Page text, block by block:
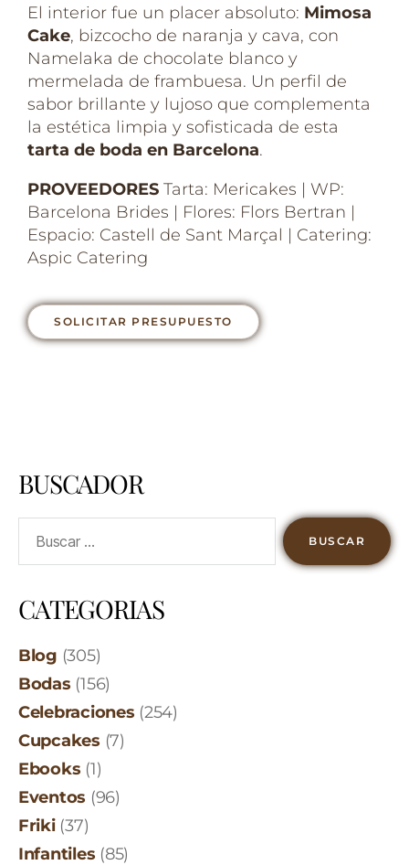
El interior fue un placer absoluto: Mimosa
Cake, bizcocho de naranja y cava, con
Namelaka de chocolate blanco y
mermelada de frambuesa. Un perfil de
sabor brillante y lujoso que complementa
la estética limpia y sofisticada de esta
tarta de boda en Barcelona.
PROVEEDORES Tarta: Mericakes | WP:
Barcelona Brides | Flores: Flors Bertran |
Espacio: Castell de Sant Marçal | Catering:
Aspic Catering
SOLICITAR PRESUPUESTO
BUSCADOR
CATEGORIAS
Blog (305)
Bodas (156)
Celebraciones (254)
Cupcakes (7)
Ebooks (1)
Eventos (96)
Friki(37)
Infantiles (85)